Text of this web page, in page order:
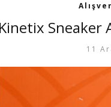
Kinetix Sneaker
11